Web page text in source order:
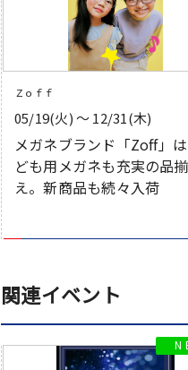
Ｚｏｆｆ
05/19(火) 〜 12/31(木)
メガネブランド「Zoff」
ども用メガネも充実の品揃
え。新商品も続々入荷
関連イベント